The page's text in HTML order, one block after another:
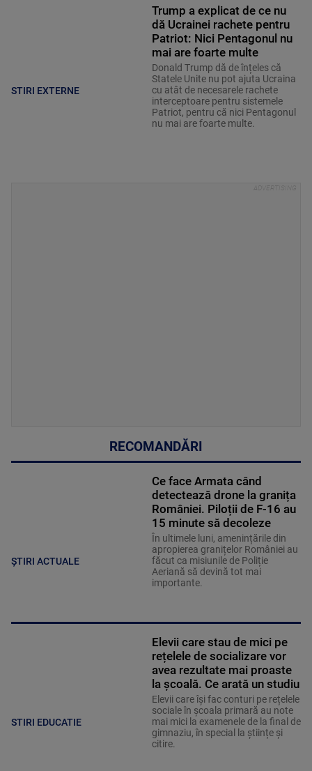
STIRI EXTERNE
Trump a explicat de ce nu
dă Ucrainei rachete pentru
Patriot: Nici Pentagonul nu
mai are foarte multe
Donald Trump dă de înțeles că
Statele Unite nu pot ajuta Ucraina
cu atât de necesarele rachete
interceptoare pentru sistemele
Patriot, pentru că nici Pentagonul
nu mai are foarte multe.
RECOMANDĂRI
ȘTIRI ACTUALE
Ce face Armata când
detectează drone la granița
României. Piloții de F-16 au
15 minute să decoleze
În ultimele luni, amenințările din
apropierea granițelor României au
făcut ca misiunile de Poliție
Aeriană să devină tot mai
importante.
STIRI EDUCATIE
Elevii care stau de mici pe
rețelele de socializare vor
avea rezultate mai proaste
la școală. Ce arată un studiu
Elevii care îşi fac conturi pe rețelele
sociale în școala primară au note
mai mici la examenele de la final de
gimnaziu, în special la științe și
citire.